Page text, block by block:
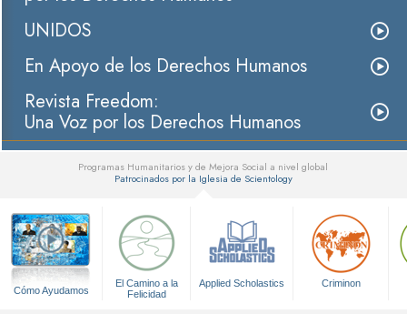
UNIDOS
En Apoyo de los Derechos Humanos
Revista Freedom:
Una Voz por los Derechos Humanos
Programas Humanitarios y de Mejora Social a nivel global
Patrocinados por la Iglesia de Scientology
Cómo Ayudamos
El Camino a la
Felicidad
Applied Scholastics Criminon